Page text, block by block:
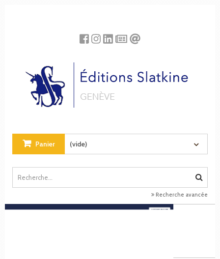
Panier (vide)
Recherche avancée